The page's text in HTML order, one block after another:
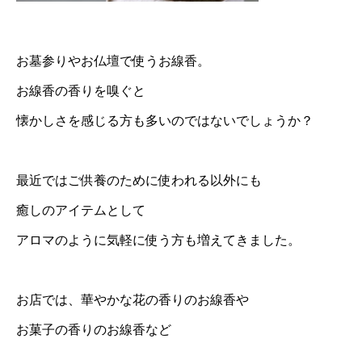
お墓参りやお仏壇で使うお線香。
お線香の香りを嗅ぐと
懐かしさを感じる方も多いのではないでしょうか？
最近ではご供養のために使われる以外にも
癒しのアイテムとして
アロマのように気軽に使う方も増えてきました。
お店では、華やかな花の香りのお線香や
お菓子の香りのお線香など